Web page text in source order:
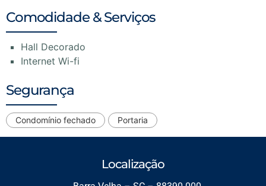
Comodidade & Serviços
Hall Decorado
Internet Wi-fi
Segurança
Condomínio fechado Portaria
Localização